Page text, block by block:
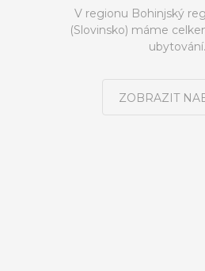
V regionu Bohinjský
(Slovinsko) máme
ubytování.
ZOBRAZIT